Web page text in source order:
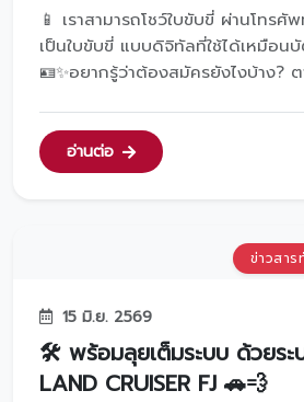
📱 เราสามารถโชว์ใบขับขี่ ผ่านโทรศั
เป็นใบขับขี่ แบบดิจิทัลที่ใช้ได้เหมือน
🪪✨อยากรู้ว่าต้องสมัครยังไงบ้าง?
LICENCE 📲 จาก App Store หรือ
เลือก "ลงทะเบียน" 📝 กรอกหมายเล
อ่านต่อ
ข่าวสาร
15 มิ.ย. 2569
🛠️ พร้อมลุยเต็มระบบ ด้วยระ
LAND CRUISER FJ 🚗💨